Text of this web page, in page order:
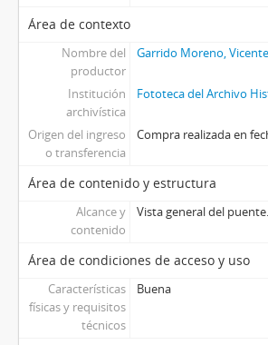
Área de contexto
Nombre del
productor
Garrido Moreno,
Institución
archivística
Fototeca del Archivo
Origen del ingreso
o transferencia
Compra realizada en
Área de contenido y estructura
Alcance y
contenido
Vista general del puente.
Área de condiciones de acceso y uso
Características
físicas y requisitos
técnicos
Buena